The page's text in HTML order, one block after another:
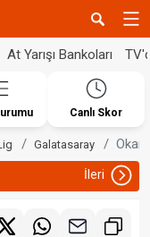
At Yarışı Bankoları
Canlı Skor
Galatasaray Okan
İleri